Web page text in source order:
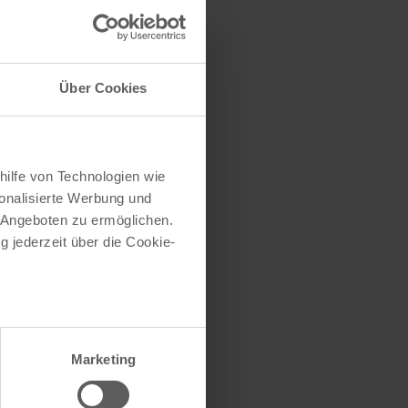
Über Cookies
von Technologien wie
Werbung und
zu ermöglichen.
jederzeit über die Cookie-
sein können
Präferenzen imAbschnitt
Marketing
herausfinden
(oder einen Teil